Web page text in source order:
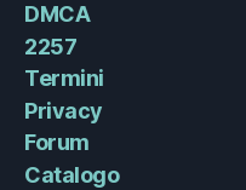
DMCA
2257
Termini
Privacy
Forum
Catalogo